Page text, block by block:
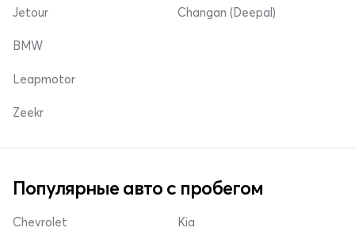
Jetour Changan (Deepal)
BMW
Leapmotor
Zeekr
Популярные авто с пробегом
Chevrolet Kia